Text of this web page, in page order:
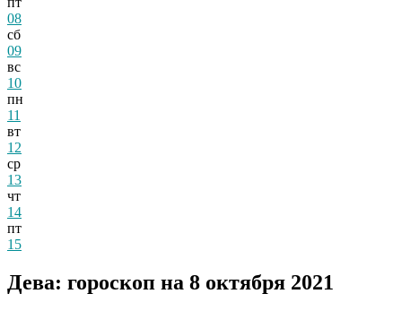
08
сб
09
вс
10
пн
11
вт
12
ср
13
чт
14
пт
15
Дева: гороскоп на 8 октября 2021